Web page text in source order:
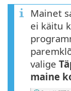
Mainet
ei käitu
valige
maine